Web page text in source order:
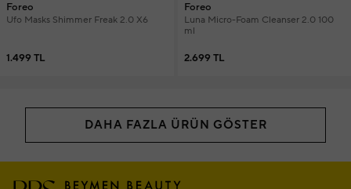
Foreo
Ufo Masks Shimmer Freak 2.0 X6
1.499 TL
Foreo
Luna Micro-Foam Cleanser 2.0 100
ml
2.699 TL
DAHA FAZLA ÜRÜN GÖSTER